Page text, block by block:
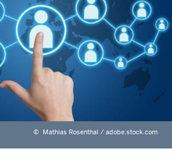
© Mathias Rosenthal / adobe.stock.com